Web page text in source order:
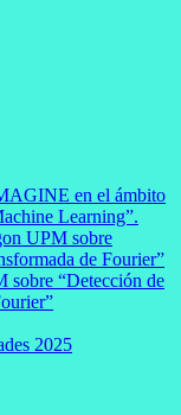
en el ámbito
Learning”.
UPM sobre
de Fourier”
sobre “Detección de
2025